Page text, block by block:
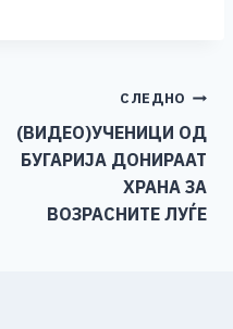
Li
n
k
СЛЕДНО
(ВИДЕО)УЧЕНИЦИ ОД
БУГАРИЈА ДОНИРААТ
ХРАНА ЗА
ВОЗРАСНИТЕ ЛУЃЕ